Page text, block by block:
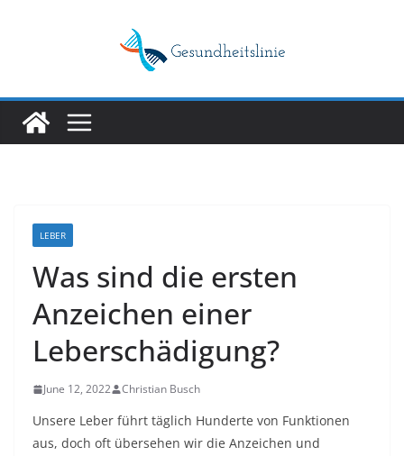
LEBER
Was sind die ersten
Anzeichen einer
Leberschädigung?
June 12, 2022 Christian Busch
Unsere Leber führt täglich Hunderte von Funktionen
aus, doch oft übersehen wir die Anzeichen und